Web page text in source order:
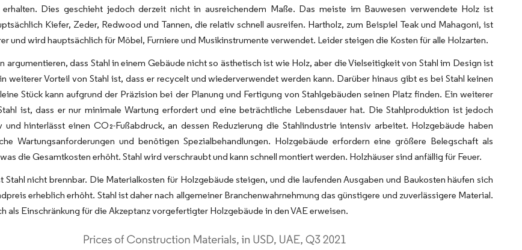
erhalten. Dies geschieht jedoch derzeit nicht in ausreichendem Maße. Das meiste im Bauwesen verwendete Holz ist
Kiefer, Zeder, Redwood und Tannen, die relativ schnell ausreifen. Hartholz, zum Beispiel Teak und Mahagoni, ist
und wird hauptsächlich für Möbel, Furniere und Musikinstrumente verwendet. Leider steigen die Kosten für alle Holzarten.
argumentieren, dass Stahl in einem Gebäude nicht so ästhetisch ist wie Holz, aber die Vielseitigkeit von Stahl im Design ist
weiterer Vorteil von Stahl ist, dass er recycelt und wiederverwendet werden kann. Darüber hinaus gibt es bei Stahl keinen
Stück kann aufgrund der Präzision bei der Planung und Fertigung von Stahlgebäuden seinen Platz finden. Ein weiterer
ist, dass er nur minimale Wartung erfordert und eine beträchtliche Lebensdauer hat. Die Stahlproduktion ist jedoch
und hinterlässt einen CO₂-Fußabdruck, an dessen Reduzierung die Stahlindustrie intensiv arbeitet. Holzgebäude haben
Wartungsanforderungen und benötigen Spezialbehandlungen. Holzgebäude erfordern eine größere Belegschaft als
die Gesamtkosten erhöht. Stahl wird verschraubt und kann schnell montiert werden. Holzhäuser sind anfällig für Feuer.
Stahl nicht brennbar. Die Materialkosten für Holzgebäude steigen, und die laufenden Ausgaben und Baukosten häufen sich
erheblich erhöht. Stahl ist daher nach allgemeiner Branchenwahrnehmung das günstigere und zuverlässigere Material.
als Einschränkung für die Akzeptanz vorgefertigter Holzgebäude in den VAE erweisen.